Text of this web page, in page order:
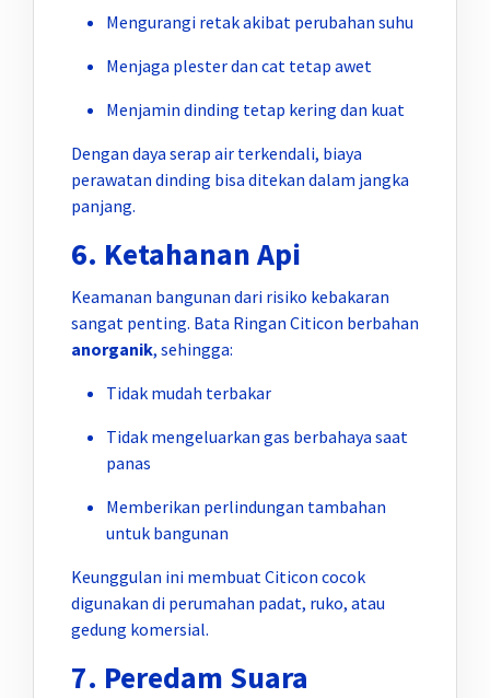
Mengurangi retak akibat perubahan suhu
Menjaga plester dan cat tetap awet
Menjamin dinding tetap kering dan kuat
Dengan daya serap air terkendali, biaya
perawatan dinding bisa ditekan dalam jangka
panjang.
6. Ketahanan Api
Keamanan bangunan dari risiko kebakaran
sangat penting. Bata Ringan Citicon berbahan
anorganik, sehingga:
Tidak mudah terbakar
Tidak mengeluarkan gas berbahaya saat
panas
Memberikan perlindungan tambahan
untuk bangunan
Keunggulan ini membuat Citicon cocok
digunakan di perumahan padat, ruko, atau
gedung komersial.
7. Peredam Suara